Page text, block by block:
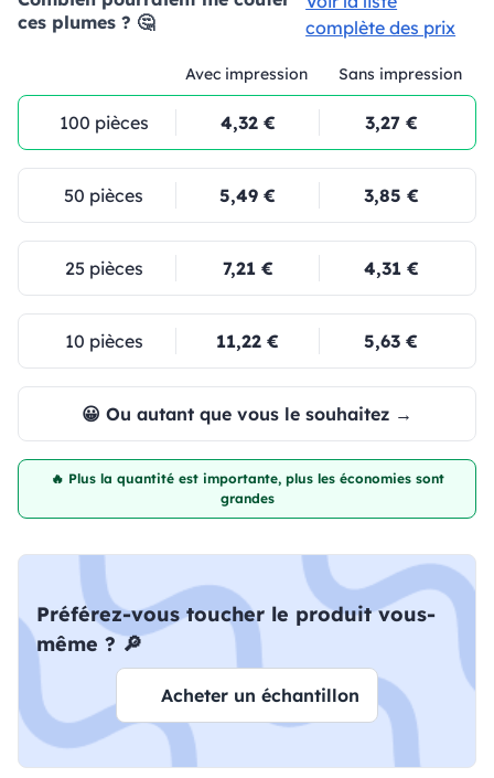
ces plumes ? 🤔
complète des prix
Avec impression Sans impression
100 pièces 4,32 € 3,27 €
50 pièces 5,49 € 3,85 €
25 pièces 7,21 € 4,31 €
10 pièces 11,22 € 5,63 €
😀 Ou autant que vous le souhaitez →
🔥 Plus la quantité est importante, plus les économies sont
grandes
Préférez-vous toucher le produit vous-
même ? 🔎
Acheter un échantillon